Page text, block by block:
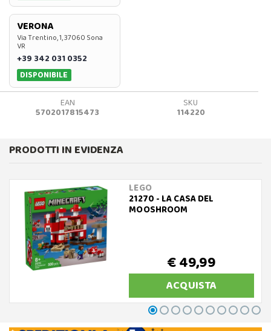
VERONA
Via Trentino, 1, 37060 Sona
VR
+39 342 031 0352
DISPONIBILE
EAN
5702017815473
SKU
114220
PRODOTTI IN EVIDENZA
LEGO
21270 - LA CASA DEL
MOOSHROOM
€ 49,99
ACQUISTA